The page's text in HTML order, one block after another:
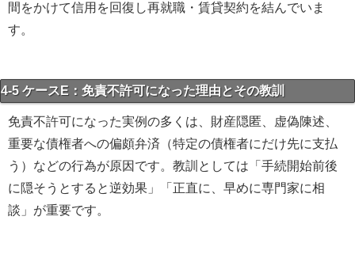
間をかけて信用を回復し再就職・賃貸契約を結んでいま
す。
4-5 ケースE：免責不許可になった理由とその教訓
免責不許可になった実例の多くは、財産隠匿、虚偽陳述、
重要な債権者への偏頗弁済（特定の債権者にだけ先に支払
う）などの行為が原因です。教訓としては「手続開始前後
に隠そうとすると逆効果」「正直に、早めに専門家に相
談」が重要です。